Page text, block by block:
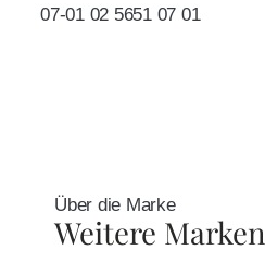
07-01 02 5651 07 01
Über die Marke
Weitere Marken